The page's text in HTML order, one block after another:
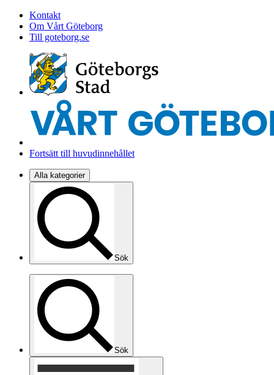
Kontakt
Om Vårt Göteborg
Till goteborg.se
Fortsätt till huvudinnehållet
Alla kategorier
Sök
Sök